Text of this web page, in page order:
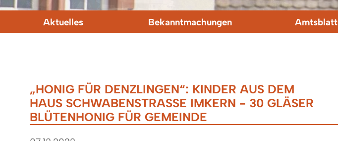
Aktuelles Bekanntmachungen Amtsblatt
„HONIG FÜR DENZLINGEN“: KINDER AUS DEM
HAUS SCHWABENSTRASSE IMKERN - 30 GLÄSER B
LÜTENHONIG FÜR GEMEINDE